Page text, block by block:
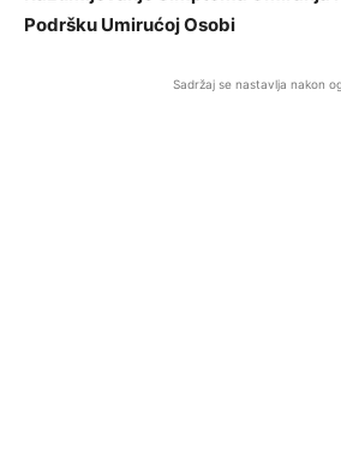
Podršku Umirućoj Osobi
Sadržaj se nastavlja nakon